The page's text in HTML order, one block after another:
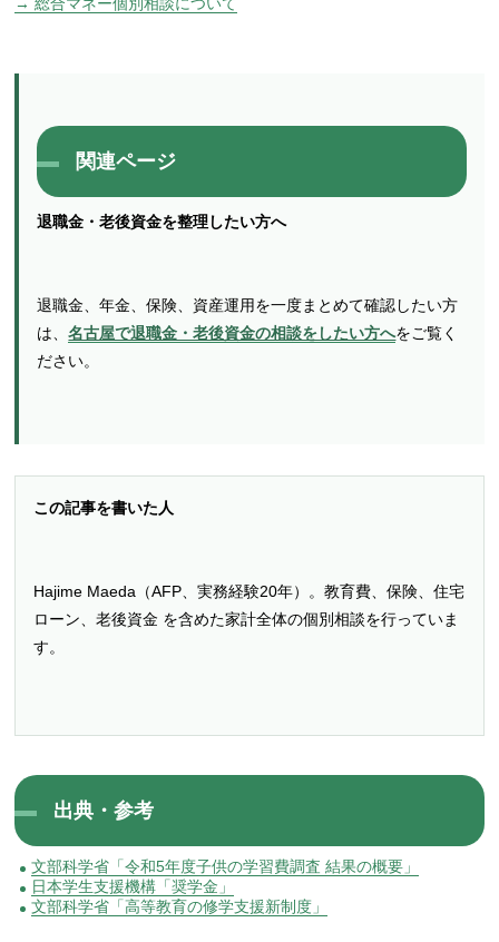
関連ページ
退職金・老後資金を整理したい方へ
退職金、年金、保険、資産運用を一度まとめて確認したい方
は、名古屋で退職金・老後資金の相談をしたい方へをご覧く
ださい。
この記事を書いた人
Hajime Maeda（AFP、実務経験20年）。教育費、保険、住宅
ローン、老後資金 を含めた家計全体の個別相談を行っていま
す。
出典・参考
文部科学省「令和5年度子供の学習費調査 結果の概要」
日本学生支援機構「奨学金」
文部科学省「高等教育の修学支援新制度」